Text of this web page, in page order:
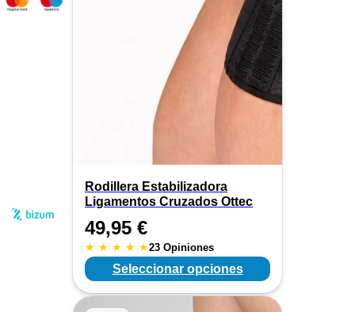
Rodillera Estabilizadora
Ligamentos Cruzados Ottec
49,95 €
★ ★ ★ ★ ★23 Opiniones
Seleccionar opciones